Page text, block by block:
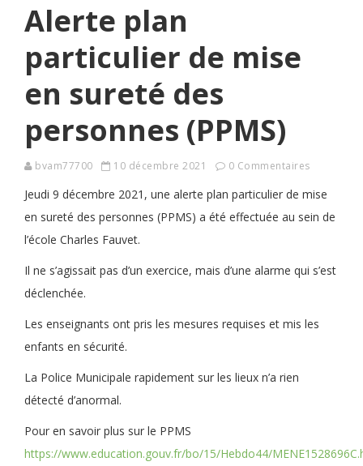
Alerte plan
particulier de mise
en sureté des
personnes (PPMS)
bvam77700 10 décembre 2021 0 Commentaires
Jeudi 9 décembre 2021, une alerte plan particulier de mise
en sureté des personnes (PPMS) a été effectuée au sein de
l’école Charles Fauvet.
Il ne s’agissait pas d’un exercice, mais d’une alarme qui s’est
déclenchée.
Les enseignants ont pris les mesures requises et mis les
enfants en sécurité.
La Police Municipale rapidement sur les lieux n’a rien
détecté d’anormal.
Pour en savoir plus sur le PPMS
https://www.education.gouv.fr/bo/15/Hebdo44/